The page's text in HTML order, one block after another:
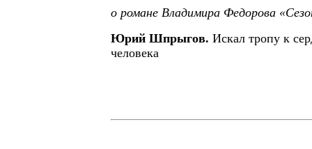
о романе Владимира Федорова
Юрий Шпрыгов. Искал тропу к
человека